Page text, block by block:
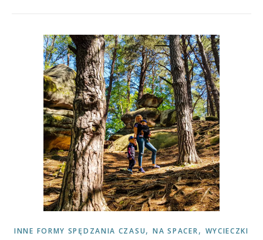
INNE FORMY SPĘDZANIA CZASU,NA SPACER, WYCIECZKI